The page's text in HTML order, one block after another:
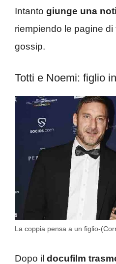
Intanto giunge una
riempiendo le pagine
gossip.
Totti e Noemi: figlio
La coppia pensa a un figlio-
Dopo il docufilm